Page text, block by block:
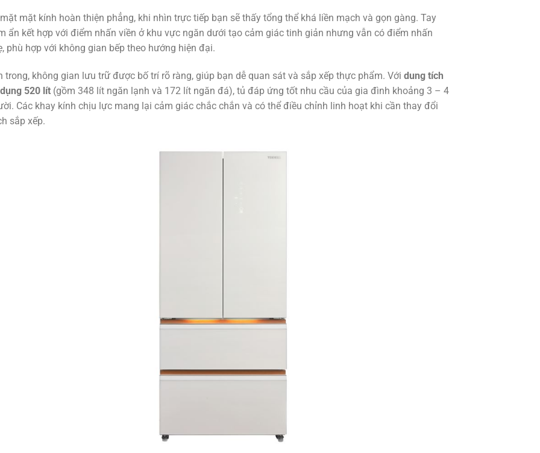
mặt kính hoàn thiện phẳng, khi nhìn trực tiếp bạn sẽ thấy tổng thể khá liền mạch và gọn gàng. Tay
ẩn kết hợp với điểm nhấn viền ở khu vực ngăn dưới tạo cảm giác tinh giản nhưng vẫn có điểm nhấn
phù hợp với không gian bếp theo hướng hiện đại.
trong, không gian lưu trữ được bố trí rõ ràng, giúp bạn dễ quan sát và sắp xếp thực phẩm. Với dung tích
520 lít (gồm 348 lít ngăn lạnh và 172 lít ngăn đá), tủ đáp ứng tốt nhu cầu của gia đình khoảng 3 – 4
Các khay kính chịu lực mang lại cảm giác chắc chắn và có thể điều chỉnh linh hoạt khi cần thay đổi
sắp xếp.